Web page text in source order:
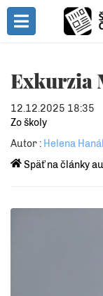
Toggle
Exkurzia
12.12.2025 18:35
Zo školy
Autor : Helena
Späť na články